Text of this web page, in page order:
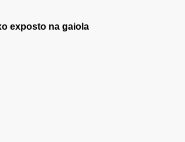
exposto na gaiola